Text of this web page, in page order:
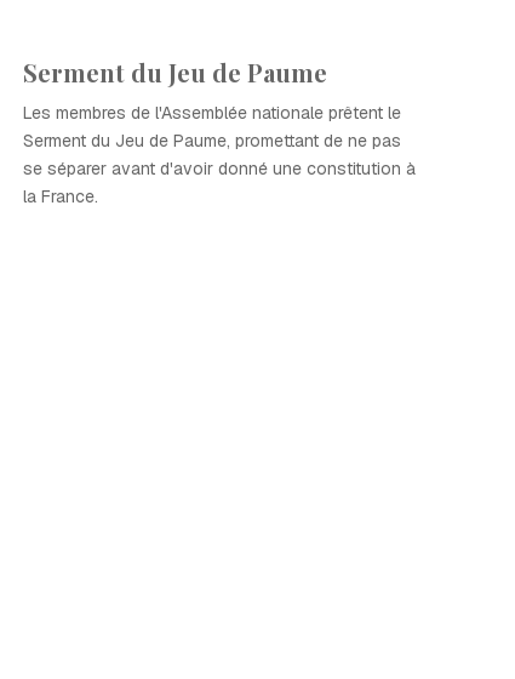
Serment du Jeu de Paume
Les membres de l'Assemblée nationale prêtent le
Serment du Jeu de Paume, promettant de ne pas
se séparer avant d'avoir donné une constitution à
la France.